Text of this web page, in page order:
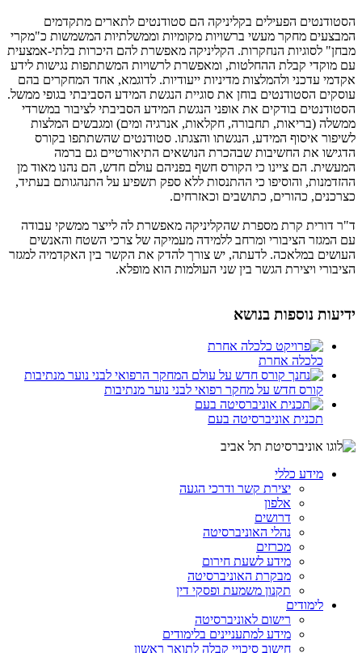
הסטודנטים הפעילים בקליניקה הם סטודנטים לתארים מתקדמים
המבצעים מחקר מעשי ברשויות מקומיות וממשלתיות המשמשות כ"מקרי
מבחן" לסוגיות הנחקרות. הקליניקה מאפשרת להם היכרות בלתי-אמצעית
עם מוקדי קבלת ההחלטות, ומאפשרת לרשויות המשתתפות נגישות לידע
אקדמי עדכני ולהמלצות מדיניות ייעודיות. לדוגמא, אחד המחקרים בהם
עוסקים הסטודנטים בוחן את סוגיית הנגשת המידע הסביבתי בגופי ממשל.
הסטודנטים בודקים את אופני הנגשת המידע הסביבתי לציבור במשרדי
ממשלה (בריאות, תחבורה, חקלאות, אנרגיה ומים) ומגבשים המלצות
לשיפור איסוף המידע, הנגשתו והצגתו. סטודנטים שהשתתפו בקורס
הדגישו את החשיבות שבהכרת הנושאים התיאורטיים גם ברמה
המעשית. הם ציינו כי הקורס חשף בפניהם עולם חדש, הם נהנו מאוד מן
ההזדמנות, והוסיפו כי ההתנסות ללא ספק תשפיע על התנהגותם בעתיד,
כצרכנים, כהורים, כתושבים וכאזרחים.
ד"ר דורית קרת מספרת שהקליניקה מאפשרת לה לייצר ממשקי עבודה
עם המגזר הציבורי ומרחב ללמידה מעמיקה של צרכי השטח והאנשים
העושים במלאכה. לדעתה, יש צורך להדק את הקשר בין האקדמיה למגזר
הציבורי ויצירת הגשר בין שני העולמות הוא מופלא.
ידיעות נוספות בנושא
כלכלה אחרת
קורס חדש על מחקר רפואי לבני נוער מנתיבות
תכנית אוניברסיטה בעם
מידע כללי
יצירת קשר ודרכי הגעה
אלפון
דרושים
נהלי האוניברסיטה
מכרזים
מידע לשעת חירום
מבקרת האוניברסיטה
תקנון משמעת ופסקי דין
לימודים
רישום לאוניברסיטה
מידע למתעניינים בלימודים
חישוב סיכויי קבלה לתואר ראשון